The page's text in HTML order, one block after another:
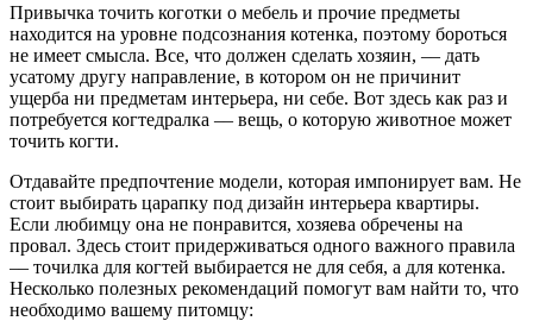
Привычка точить коготки о мебель и прочие предметы
находится на уровне подсознания котенка, поэтому бороться
не имеет смысла. Все, что должен сделать хозяин, –– дать
усатому другу направление, в котором он не причинит
ущерба ни предметам интерьера, ни себе. Вот здесь как раз и
потребуется когтедралка –– вещь, о которую животное может
точить когти.
Отдавайте предпочтение модели, которая импонирует вам. Не
стоит выбирать царапку под дизайн интерьера квартиры.
Если любимцу она не понравится, хозяева обречены на
провал. Здесь стоит придерживаться одного важного правила
–– точилка для когтей выбирается не для себя, а для котенка.
Несколько полезных рекомендаций помогут вам найти то, что
необходимо вашему питомцу: